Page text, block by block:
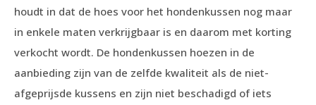
houdt in dat de hoes voor het hondenkussen nog maar
in enkele maten verkrijgbaar is en daarom met korting
verkocht wordt. De hondenkussen hoezen in de
aanbieding zijn van de zelfde kwaliteit als de niet-
afgeprijsde kussens en zijn niet beschadigd of iets